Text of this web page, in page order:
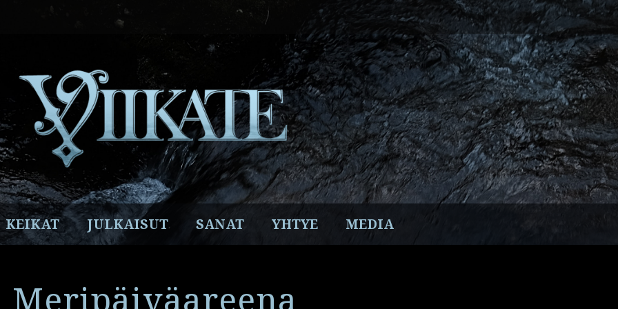
Facebook
InstagramYouTube
Spotify
KEIKAT JULKAISUT SANAT YHTYE MEDIA
Meripäiväareena